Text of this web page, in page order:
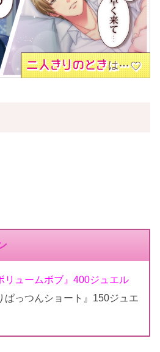
ュームボブ』400ジュエル
ぱっつんショート』150ジュエ